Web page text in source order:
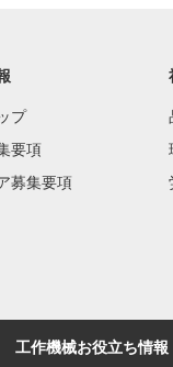
プ
要項
募集要項
工作機械お役立ち情報